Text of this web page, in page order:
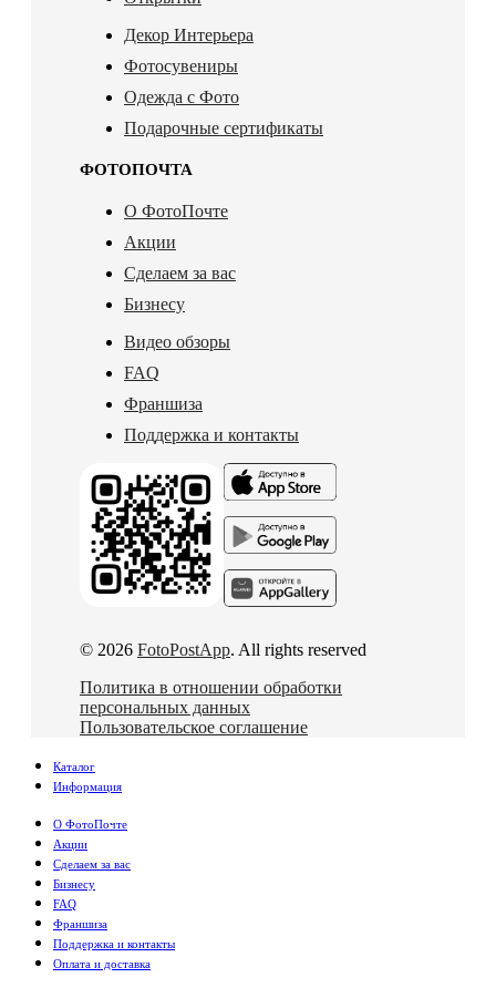
Декор Интерьера
Фотосувениры
Одежда с Фото
Подарочные сертификаты
ФОТОПОЧТА
О ФотоПочте
Акции
Сделаем за вас
Бизнесу
Видео обзоры
FAQ
Франшиза
Поддержка и контакты
© 2026 FotoPostApp. All rights reserved
Политика в отношении обработки
персональных данных
Пользовательское соглашение
Каталог
Информация
О ФотоПочте
Акции
Сделаем за вас
Бизнесу
FAQ
Франшиза
Поддержка и контакты
Оплата и доставка